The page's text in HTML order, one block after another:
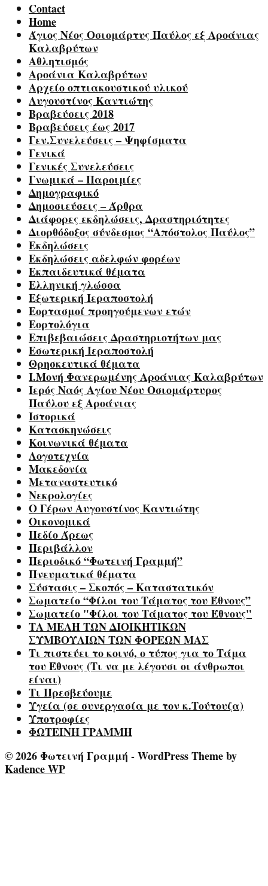
Contact
Home
Άγιος Νέος Οσιομάρτυς Παύλος εξ Αροάνιας
Καλαβρύτων
Αθλητισμός
Αροάνια Καλαβρύτων
Αρχείο οπτιακουστικού υλικού
Αυγουστίνος Καντιώτης
Βραβεύσεις 2018
Βραβεύσεις έως 2017
Γεν.Συνελεύσεις – Ψηφίσματα
Γενικά
Γενικές Συνελεύσεις
Γνωμικά – Παροιμίες
Δημογραφικό
Δημοσιεύσεις – Άρθρα
Διάφορες εκδηλώσεις, Δραστηριότητες
Διορθόδοξος σύνδεσμος “Απόστολος Παύλος”
Εκδηλώσεις
Εκδηλώσεις αδελφών φορέων
Εκπαιδευτικά θέματα
Ελληνική γλώσσα
Εξωτερική Ιεραποστολή
Εορτασμοί προηγούμενων ετών
Εορτολόγια
Επιβεβαιώσεις Δραστηριοτήτων μας
Εσωτερική Ιεραποστολή
Θρησκευτικά θέματα
Ι.Μονή Φανερωμένης Αροάνιας Καλαβρύτων
Ιερός Ναός Αγίου Νέου Οσιομάρτυρος
Παύλου εξ Αροάνιας
Ιστορικά
Κατασκηνώσεις
Κοινωνικά θέματα
Λογοτεχνία
Μακεδονία
Μεταναστευτικό
Νεκρολογίες
Ο Γέρων Αυγουστίνος Καντιώτης
Οικονομικά
Πεδίο Άρεως
Περιβάλλον
Περιοδικό “Φωτεινή Γραμμή”
Πνευματικά θέματα
Σύστασις – Σκοπός – Καταστατικόν
Σωματείο “Φίλοι του Τάματος του Έθνους”
Σωματείο "Φίλοι του Τάματος του Έθνους"
ΤΑ ΜΕΛΗ ΤΩΝ ΔΙΟΙΚΗΤΙΚΩΝ
ΣΥΜΒΟΥΛΙΩΝ ΤΩΝ ΦΟΡΕΩΝ ΜΑΣ
Τι πιστεύει το κοινό, ο τύπος για το Τάμα
του Έθνους (Τι να με λέγουσι οι άνθρωποι
είναι)
Τι Πρεσβεύουμε
Υγεία (σε συνεργασία με τον κ.Τούτουζα)
Υποτροφίες
ΦΩΤΕΙΝΗ ΓΡΑΜΜΗ
© 2026 Φωτεινή Γραμμή - WordPress Theme by
Kadence WP